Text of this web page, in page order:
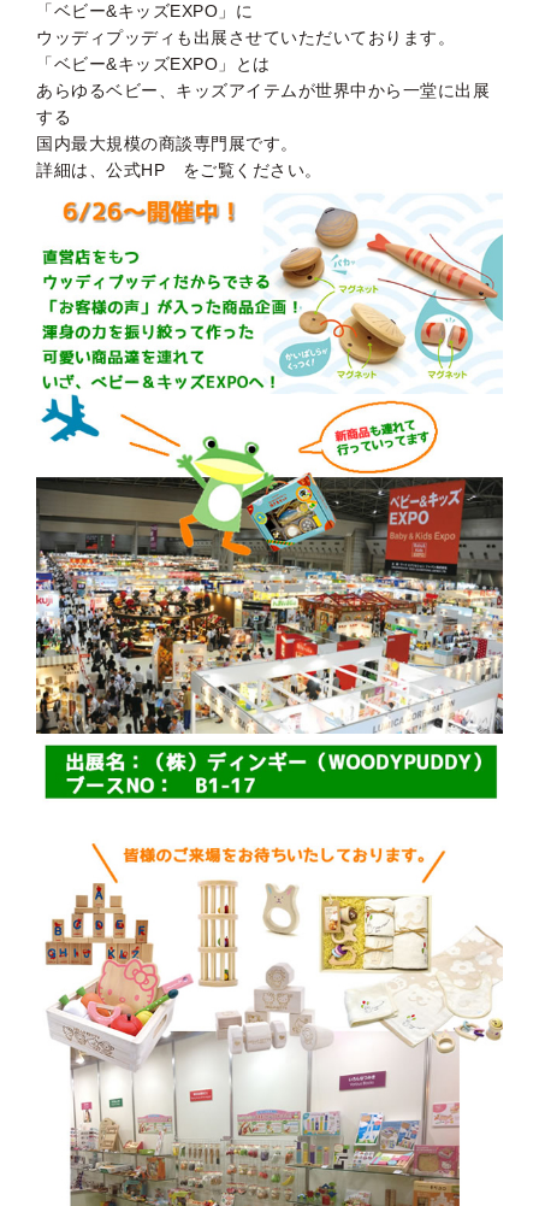
「ベビー&キッズEXPO」に
ウッディプッディも出展させていただいております。
「ベビー&キッズEXPO」とは
あらゆるベビー、キッズアイテムが世界中から一堂に出展
する
国内最大規模の商談専門展です。
詳細は、 公式HP をご覧ください。